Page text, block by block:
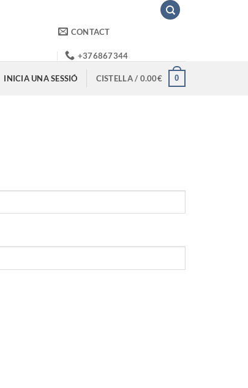
CONTACT
+376867344
INICIA UNA SESSIÓ CISTELLA / 0.00€ 0